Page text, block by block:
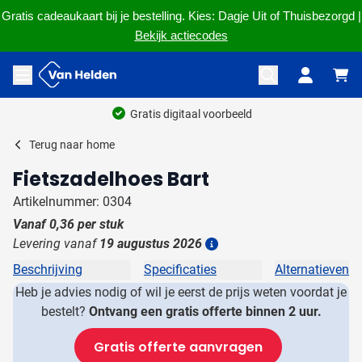
Gratis cadeaukaart bij je bestelling. Kies: Dagje Uit of Thuisbezorgd |
Bekijk actiecodes
Ga naar de inhoud
Menu openen
Gratis digitaal voorbeeld
Terug naar home
Fietszadelhoes Bart
Artikelnummer: 0304
Vanaf0,36 per stuk
Levering vanaf 19 augustus 2026
Beschrijving Specificaties
Alternatieven
Heb je advies nodig of wil je eerst de prijs weten voordat je
bestelt? Ontvang een gratis offerte binnen 2 uur.
Gratis offerte aanvragen